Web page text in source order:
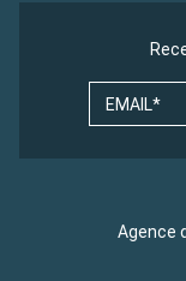
EMAIL*
Agence